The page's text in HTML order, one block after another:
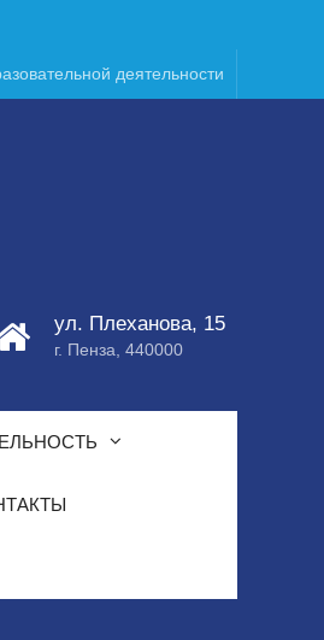
деятельности
ул. Плеханова, 15
г. Пенза, 440000